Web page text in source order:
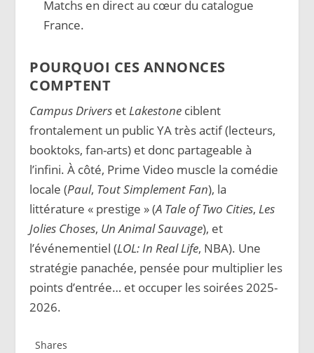
Matchs en direct au cœur du catalogue
France.
POURQUOI CES ANNONCES
COMPTENT
Campus Drivers etLakestone ciblent
frontalement un public YA très actif (lecteurs,
booktoks, fan-arts) et donc partageable à
l’infini. À côté, Prime Video muscle la comédie
locale (Paul, Tout Simplement Fan), la
littérature « prestige » (A Tale of Two Cities,Les
Jolies Choses, Un Animal Sauvage), et
l’événementiel (LOL: In Real Life, NBA). Une
stratégie panachée, pensée pour multiplier les
points d’entrée… et occuper les soirées 2025-
2026.
Shares